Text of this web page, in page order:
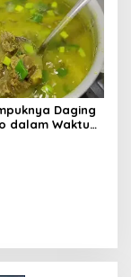
Daging
dalam Waktu